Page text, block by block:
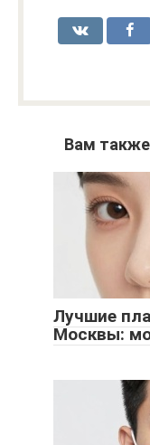
Вам
Лучшие
Москвы: